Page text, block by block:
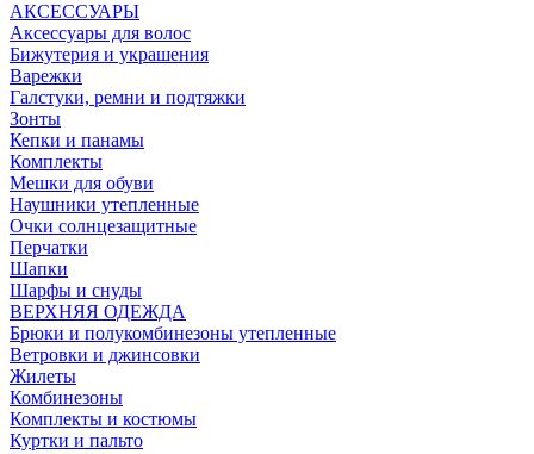
АКСЕССУАРЫ
Аксессуары для волос
Бижутерия и украшения
Варежки
Галстуки, ремни и подтяжки
Зонты
Кепки и панамы
Комплекты
Мешки для обуви
Наушники утепленные
Очки солнцезащитные
Перчатки
Шапки
Шарфы и снуды
ВЕРХНЯЯ ОДЕЖДА
Брюки и полукомбинезоны утепленные
Ветровки и джинсовки
Жилеты
Комбинезоны
Комплекты и костюмы
Куртки и пальто